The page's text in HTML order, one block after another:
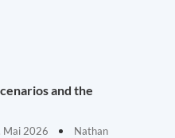
and the
Mai 2026
Nathan